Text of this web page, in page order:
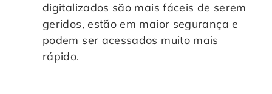
digitalizados são mais fáceis de serem
geridos, estão em maior segurança e
podem ser acessados muito mais
rápido.